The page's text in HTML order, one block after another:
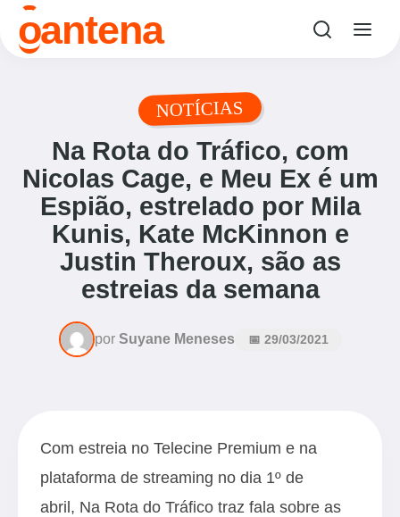
oantena
NOTÍCIAS
Na Rota do Tráfico, com
Nicolas Cage, e Meu Ex é um
Espião, estrelado por Mila
Kunis, Kate McKinnon e
Justin Theroux, são as
estreias da semana
por Suyane Meneses 📅 29/03/2021
Com estreia no Telecine Premium e na
plataforma de streaming no dia 1º de
abril, Na Rota do Tráfico traz fala sobre as